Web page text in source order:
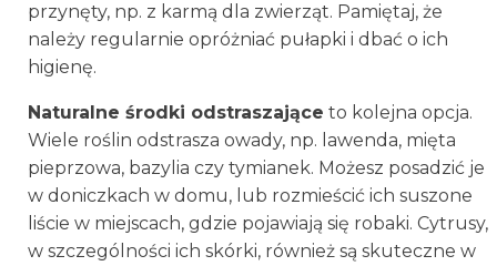
przynęty, np. z karmą dla zwierząt. Pamiętaj, że
należy regularnie opróżniać pułapki i dbać o ich
higienę.
Naturalne środki odstraszające to kolejna opcja.
Wiele roślin odstrasza owady, np. lawenda, mięta
pieprzowa, bazylia czy tymianek. Możesz posadzić je
w doniczkach w domu, lub rozmieścić ich suszone
liście w miejscach, gdzie pojawiają się robaki. Cytrusy,
w szczególności ich skórki, również są skuteczne w